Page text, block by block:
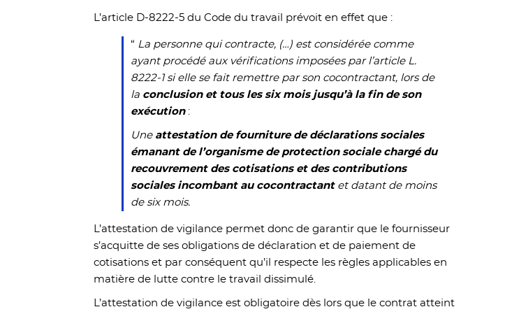
L’article D-8222-5 du Code du travail prévoit en effet que :
“ La personne qui contracte, (…) est considérée comme
ayant procédé aux vérifications imposées par l’article L.
8222-1 si elle se fait remettre par son cocontractant, lors de
la conclusion et tous les six mois jusqu’à la fin de son
exécution:
Une attestation de fourniture de déclarations sociales
émanant de l’organisme de protection sociale chargé du
recouvrement des cotisations et des contributions
sociales incombant au cocontractant et datant de moins
de six mois.
L’attestation de vigilance permet donc de garantir que le fournisseur
s’acquitte de ses obligations de déclaration et de paiement de
cotisations et par conséquent qu’il respecte les règles applicables en
matière de lutte contre le travail dissimulé.
L’attestation de vigilance est obligatoire dès lors que le contrat atteint